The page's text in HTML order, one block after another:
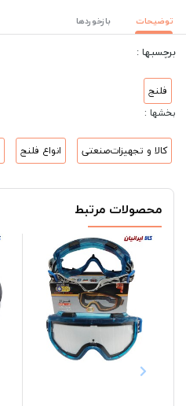
توضیحات بازخوردها
برچسبها :
فلنج
بخشها :
کالا و تجهیزات‌صنعتی انواع فلنج
محصولات مرتبط